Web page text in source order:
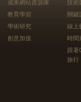
成果網站資源庫
教育學習
學術研究
創意加值
技術
關鍵
線上
時間
跟
旅行